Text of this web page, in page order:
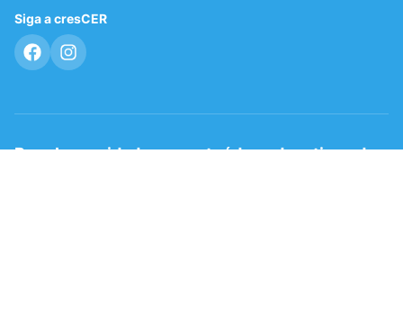
Siga a cresCER
Receba novidades e conteúdos educativos da